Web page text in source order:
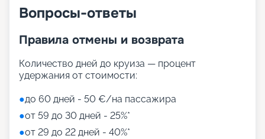
Путешествие на корабле
будущего
На нашем сайте вы можете купить путевки на
круизы MSC World America, выбрав идеальный
вариант путешествия на 2026 - 2027 г. Мы
предлагаем ознакомиться с фото кают, точным
описанием лайнера и прочитать отзывы бывалых
путешественников. Если у вас останутся
вопросы о круизе, просто свяжитесь с нами по
Вопросы-ответы
Правила отмены и возврата
Количество дней до круиза — процент
удержания от стоимости:
●до 60 дней - 50 €/на пассажира
●от 59 до 30 дней - 25%*
●от 29 до 22 дней - 40%*